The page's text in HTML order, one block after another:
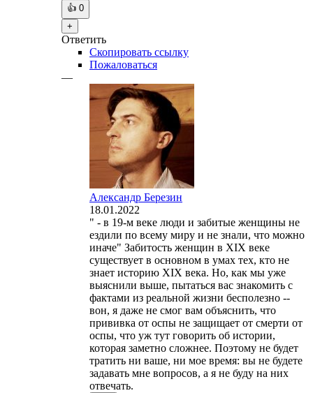
👍 0
+
Ответить
Скопировать ссылку
Пожаловаться
—
Александр Березин
18.01.2022
" - в 19-м веке люди и забитые женщины не
ездили по всему миру и не знали, что можно
иначе" Забитость женщин в XIX веке
существует в основном в умах тех, кто не
знает историю XIX века. Но, как мы уже
выяснили выше, пытаться вас знакомить с
фактами из реальной жизни бесполезно --
вон, я даже не смог вам объяснить, что
прививка от оспы не защищает от смерти от
оспы, что уж тут говорить об истории,
которая заметно сложнее. Поэтому не будет
тратить ни ваше, ни мое время: вы не будете
задавать мне вопросов, а я не буду на них
отвечать.